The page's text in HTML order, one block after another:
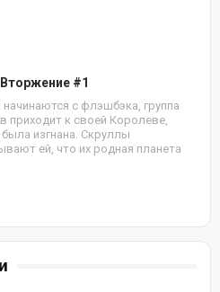
#1
с флэшбэка, группа
приходит к своей Королеве,
изгнана. Скруллы
ей, что их родная планета